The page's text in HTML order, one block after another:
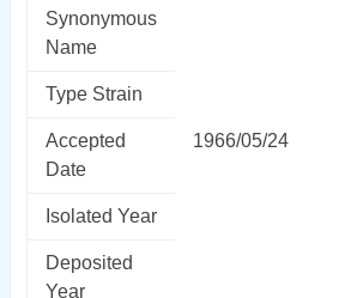
Synonymous
Name
Type Strain
Accepted
Date
1966/05/24
Isolated Year
Deposited
Year